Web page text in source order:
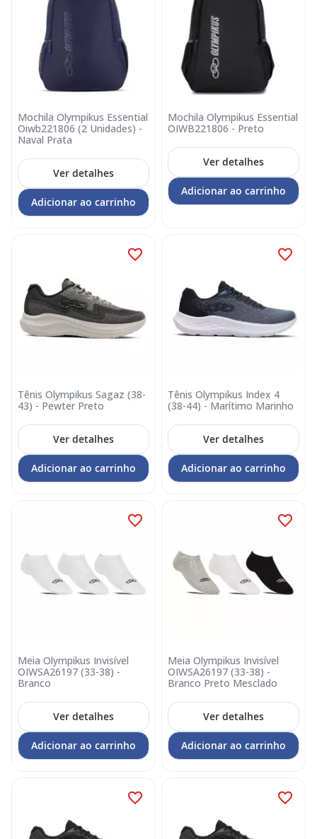
Mochila Olympikus Essential
Oiwb221806 (2 Unidades) -
Naval Prata
Ver detalhes
Adicionar ao carrinho
Mochila Olympikus Essential
OIWB221806 - Preto
Ver detalhes
Adicionar ao carrinho
Tênis Olympikus Sagaz (38-
43) - Pewter Preto
Ver detalhes
Adicionar ao carrinho
Tênis Olympikus Index 4
(38-44) - Marítimo Marinho
Ver detalhes
Adicionar ao carrinho
Meia Olympikus Invisível
OIWSA26197 (33-38) -
Branco
Ver detalhes
Adicionar ao carrinho
Meia Olympikus Invisível
OIWSA26197 (33-38) -
Branco Preto Mesclado
Ver detalhes
Adicionar ao carrinho